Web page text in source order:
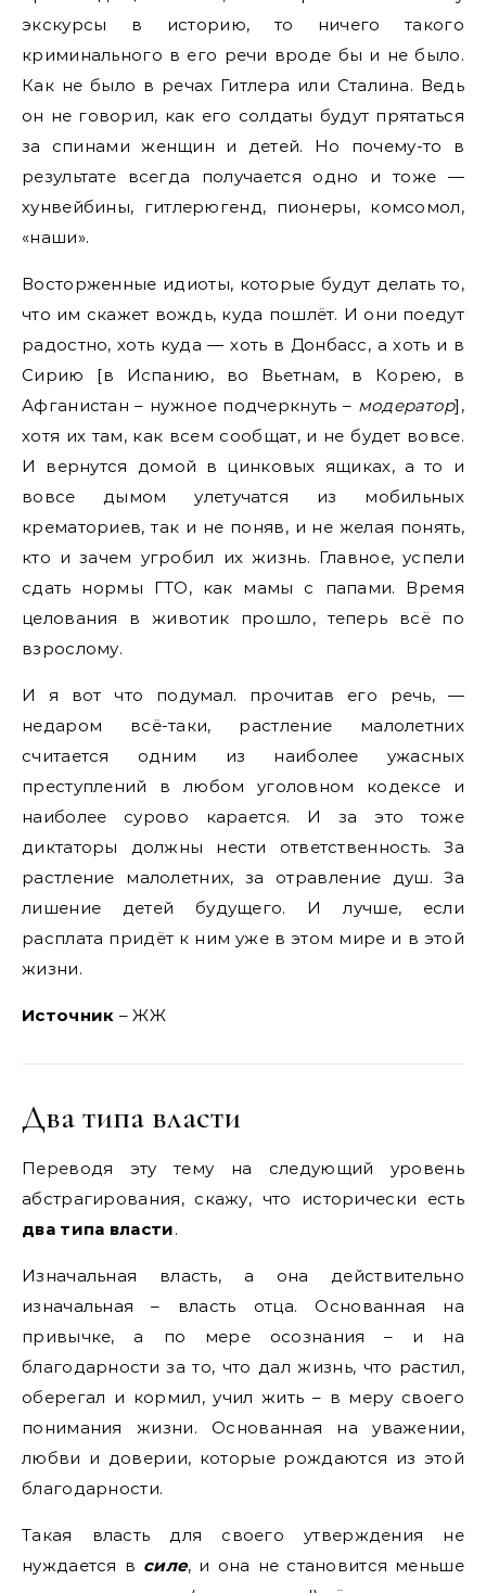
экскурсы в историю, то ничего такого
криминального в его речи вроде бы и не было.
Как не было в речах Гитлера или Сталина. Ведь
он не говорил, как его солдаты будут прятаться
за спинами женщин и детей. Но почему-то в
результате всегда получается одно и тоже —
хунвейбины, гитлерюгенд, пионеры, комсомол,
«наши».
Восторженные идиоты, которые будут делать то,
что им скажет вождь, куда пошлёт. И они поедут
радостно, хоть куда — хоть в Донбасс, а хоть и в
Сирию [в Испанию, во Вьетнам, в Корею, в
Афганистан – нужное подчеркнуть – модератор],
хотя их там, как всем сообщат, и не будет вовсе.
И вернутся домой в цинковых ящиках, а то и
вовсе дымом улетучатся из мобильных
крематориев, так и не поняв, и не желая понять,
кто и зачем угробил их жизнь. Главное, успели
сдать нормы ГТО, как мамы с папами. Время
целования в животик прошло, теперь всё по
взрослому.
И я вот что подумал. прочитав его речь, —
недаром всё-таки, растление малолетних
считается одним из наиболее ужасных
преступлений в любом уголовном кодексе и
наиболее сурово карается. И за это тоже
диктаторы должны нести ответственность. За
растление малолетних, за отравление душ. За
лишение детей будущего. И лучше, если
расплата придёт к ним уже в этом мире и в этой
жизни.
Источник – ЖЖ
Два типа власти
Переводя эту тему на следующий уровень
абстрагирования, скажу, что исторически есть
два типа власти.
Изначальная власть, а она действительно
изначальная – власть отца. Основанная на
привычке, а по мере осознания – и на
благодарности за то, что дал жизнь, что растил,
оберегал и кормил, учил жить – в меру своего
понимания жизни. Основанная на уважении,
любви и доверии, которые рождаются из этой
благодарности.
Такая власть для своего утверждения не
нуждается в силе, и она не становится меньше